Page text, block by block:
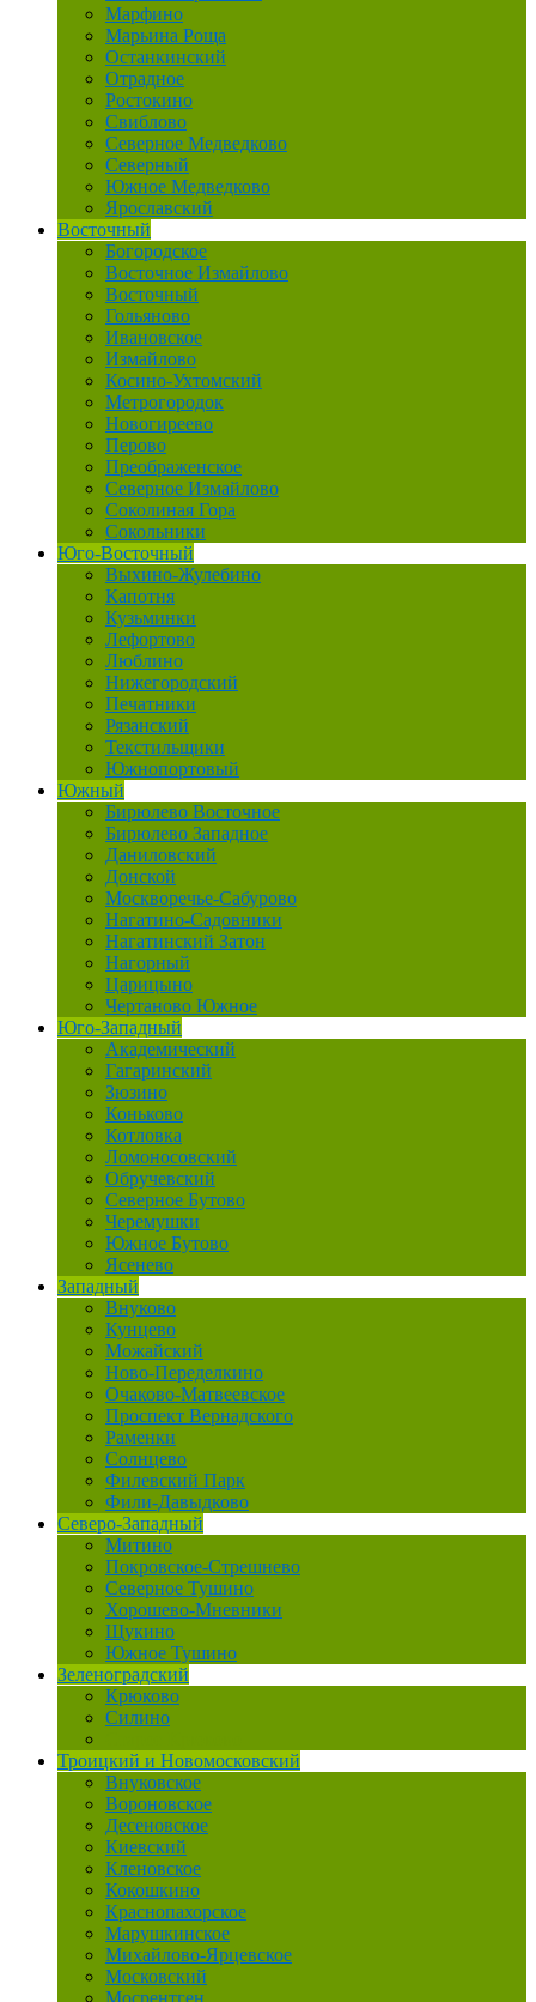
Марфино
Марьина Роща
Останкинский
Отрадное
Ростокино
Свиблово
Северное Медведково
Северный
Южное Медведково
Ярославский
Восточный
Богородское
Восточное Измайлово
Восточный
Гольяново
Ивановское
Измайлово
Косино-Ухтомский
Метрогородок
Новогиреево
Перово
Преображенское
Северное Измайлово
Соколиная Гора
Сокольники
Юго-Восточный
Выхино-Жулебино
Капотня
Кузьминки
Лефортово
Люблино
Нижегородский
Печатники
Рязанский
Текстильщики
Южнопортовый
Южный
Бирюлево Восточное
Бирюлево Западное
Даниловский
Донской
Москворечье-Сабурово
Нагатино-Садовники
Нагатинский Затон
Нагорный
Царицыно
Чертаново Южное
Юго-Западный
Академический
Гагаринский
Зюзино
Коньково
Котловка
Ломоносовский
Обручевский
Северное Бутово
Черемушки
Южное Бутово
Ясенево
Западный
Внуково
Кунцево
Можайский
Ново-Переделкино
Очаково-Матвеевское
Проспект Вернадского
Раменки
Солнцево
Филевский Парк
Фили-Давыдково
Северо-Западный
Митино
Покровское-Стрешнево
Северное Тушино
Хорошево-Мневники
Щукино
Южное Тушино
Зеленоградский
Крюково
Силино
Троицкий и Новомосковский
Внуковское
Вороновское
Десеновское
Киевский
Кленовское
Кокошкино
Краснопахорское
Марушкинское
Михайлово-Ярцевское
Московский